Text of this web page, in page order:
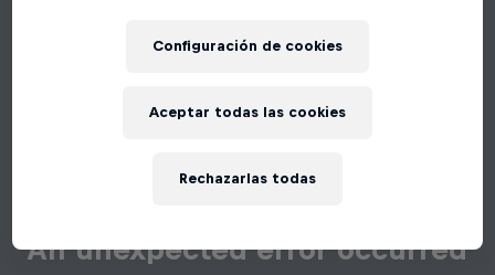
An unexpected error occurred
Configuración de cookies
Rechazarlas todas
Aceptar todas las cookies